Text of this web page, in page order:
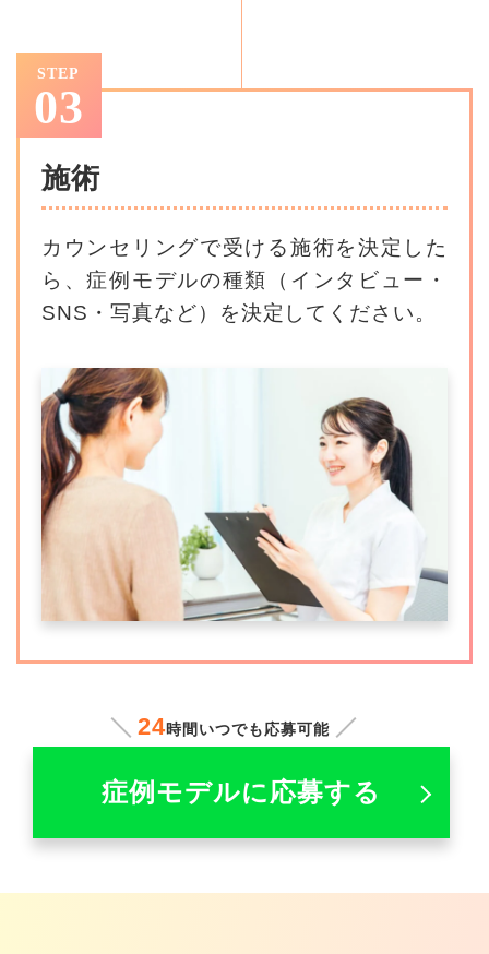
STEP
03
施術
カウンセリングで受ける施術を決定した
ら、症例モデルの種類（インタビュー・
SNS・写真など）を決定してください。
24時間いつでも応募可能
症例モデルに応募する